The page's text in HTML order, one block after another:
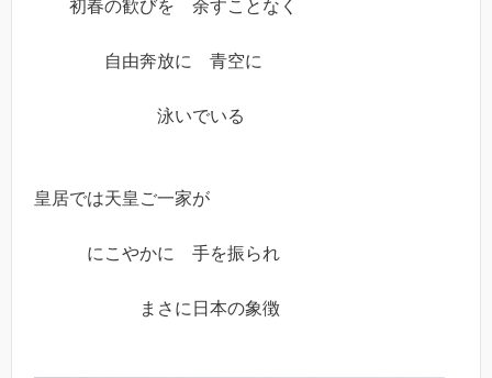
初春の歓びを 余すことなく
自由奔放に 青空に
泳いでいる
皇居では天皇ご一家が
にこやかに 手を振られ
まさに日本の象徴